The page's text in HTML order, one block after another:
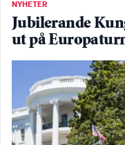
NYHETER
Jubilerande
ut på